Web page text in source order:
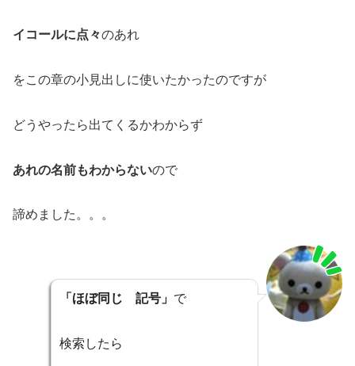
イコールに点々のあれ
をこの章の小見出しに使いたかったのですが
どうやったら出てくるかわからず
あれの名前もわからないので
諦めました。。。
「ほぼ同じ 記号」 で
検索したら